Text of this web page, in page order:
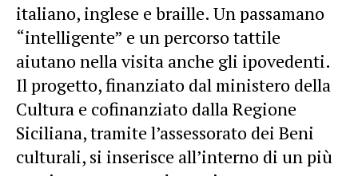
italiano, inglese e braille. Un passamano
“intelligente” e un percorso tattile
aiutano nella visita anche gli ipovedenti.
Il progetto, finanziato dal ministero della
Cultura e cofinanziato dalla Regione
Siciliana, tramite l’assessorato dei Beni
culturali, si inserisce all’interno di un più